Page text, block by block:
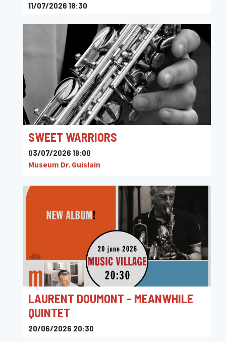
11/07/2026 18:30
SWEET WARRIORS
03/07/2026 19:00
Museum Dr. Guislain
LAURENT DOUMONT - MEANWHILE
QUINTET
20/06/2026 20:30